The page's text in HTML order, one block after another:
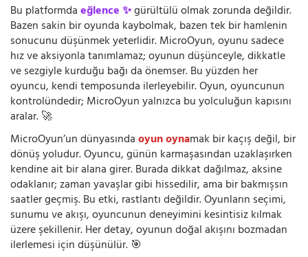
Bu platformdaeğlence ✨gürültülü olmak zorunda değildir.
Bazen sakin bir oyunda kaybolmak, bazen tek bir hamlenin
sonucunu düşünmek yeterlidir. MicroOyun, oyunu sadece
hız ve aksiyonla tanımlamaz; oyunun düşünceyle, dikkatle
ve sezgiyle kurduğu bağı da önemser. Bu yüzden her
oyuncu, kendi temposunda ilerleyebilir. Oyun, oyuncunun
kontrolündedir; MicroOyun yalnızca bu yolculuğun kapısını
aralar. 🚀
MicroOyun’un dünyasındaoyun oynamak bir kaçış değil, bir
dönüş yoludur. Oyuncu, günün karmaşasından uzaklaşırken
kendine ait bir alana girer. Burada dikkat dağılmaz, aksine
odaklanır; zaman yavaşlar gibi hissedilir, ama bir bakmışsın
saatler geçmiş. Bu etki, rastlantı değildir. Oyunların seçimi,
sunumu ve akışı, oyuncunun deneyimini kesintisiz kılmak
üzere şekillenir. Her detay, oyunun doğal akışını bozmadan
ilerlemesi için düşünülür. 🎯